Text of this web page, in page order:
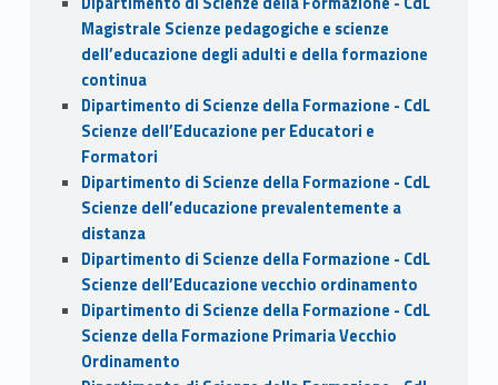
Magistrale Scienze pedagogiche e scienze
dell’educazione degli adulti e della formazione
continua
Dipartimento di Scienze della Formazione - CdL
Scienze dell’Educazione per Educatori e
Formatori
Dipartimento di Scienze della Formazione - CdL
Scienze dell’educazione prevalentemente a
distanza
Dipartimento di Scienze della Formazione - CdL
Scienze dell’Educazione vecchio ordinamento
Dipartimento di Scienze della Formazione - CdL
Scienze della Formazione Primaria Vecchio
Ordinamento